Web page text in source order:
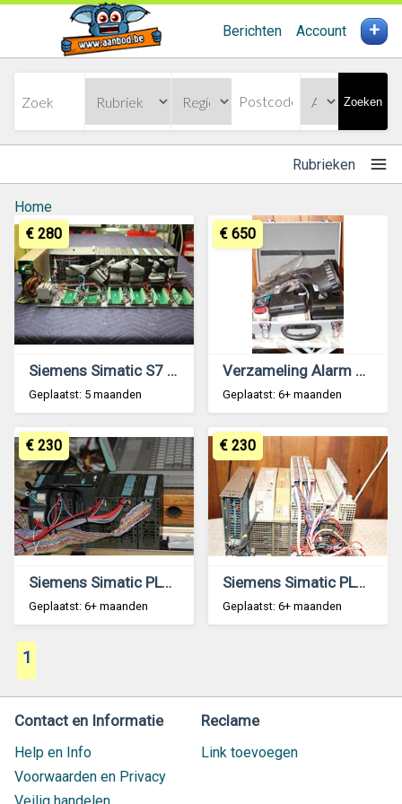
Berichten Account +
Zoeken
Rubrieken
Home
Siemens Simatic S7 PLC CPU 318
Geplaatst: 5 maanden
€ 280
Verzameling Alarm Pistolen
Geplaatst: 6+ maanden
€ 650
Siemens Simatic PLC S7-300 CPU 315 MPI DP
Geplaatst: 6+ maanden
€ 230
Siemens Simatic PLC Test Rack S5-115U-CPU 945
Geplaatst: 6+ maanden
€ 230
1
Contact en Informatie
Help en Info
Voorwaarden en Privacy
Reclame
Link toevoegen